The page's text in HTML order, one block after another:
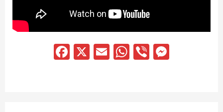
Facebook
X EmailWhatsApp
Viber